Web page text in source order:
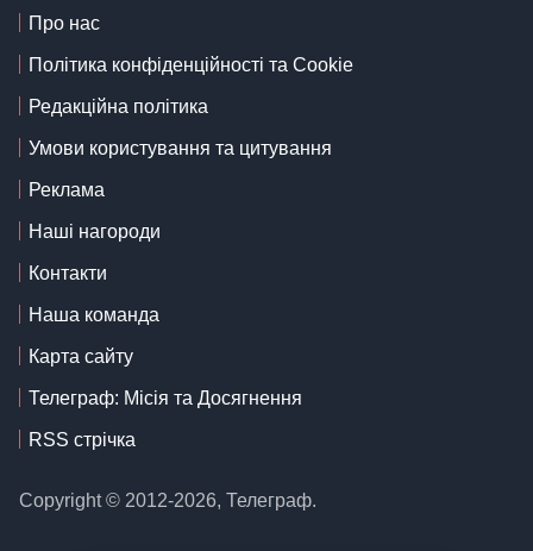
Про нас
Політика конфіденційності та Cookie
Редакційна політика
Умови користування та цитування
Реклама
Наші нагороди
Контакти
Наша команда
Карта сайту
Телеграф: Місія та Досягнення
RSS стрічка
Copyright © 2012-2026, Телеграф.